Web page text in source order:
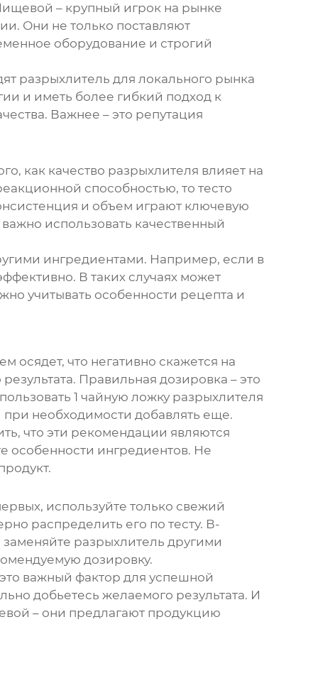
– крупный игрок на рынке
Они не только поставляют
оборудование и строгий
разрыхлитель для локального рынка
и иметь более гибкий подход к
Важнее – это репутация
как качество разрыхлителя влияет на
способностью, то тесто
и объем играют ключевую
использовать качественный
ингредиентами. Например, если в
В таких случаях может
учитывать особенности рецепта и
осядет, что негативно скажется на
Правильная дозировка – это
1 чайную ложку разрыхлителя
необходимости добавлять еще.
что эти рекомендации являются
особенности ингредиентов. Не
используйте только свежий
распределить его по тесту. В-
разрыхлитель другими
дозировку.
важный фактор для успешной
добьетесь желаемого результата. И
– они предлагают продукцию